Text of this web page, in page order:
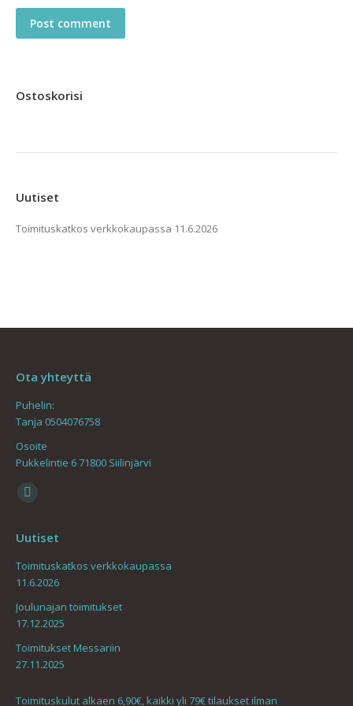
Post comment
Ostoskorisi
Uutiset
Toimituskatkos verkkokaupassa 11.6.2026
Ota yhteyttä
Puhelin:
Tanja 0504076758
Osoite
Pukkelintie 6 71800 Siilinjärvi
Find us on:
opens
in
new
window
Uutiset
Toimituskatkos verkkokaupassa
11.6.2026
Joulunajan toimitukset
17.12.2025
Toimitukset Messariin
27.11.2025
Toimituskulut alkaen 6,90€, kaikki yli 79€ tilaukset ilman